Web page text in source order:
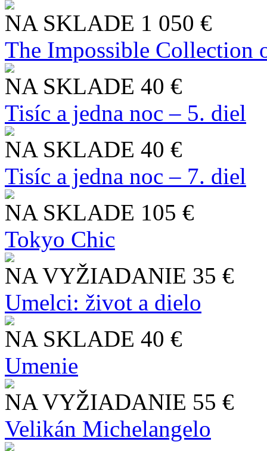
NA SKLADE 1 050 €
The Impossible Collection
NA SKLADE 40 €
Tisíc a jedna noc – 5. diel
NA SKLADE 40 €
Tisíc a jedna noc – 7. diel
NA SKLADE 105 €
Tokyo Chic
NA VYŽIADANIE 35 €
Umelci: život a dielo
NA SKLADE 40 €
Umenie
NA VYŽIADANIE 55 €
Velikán Michelangelo